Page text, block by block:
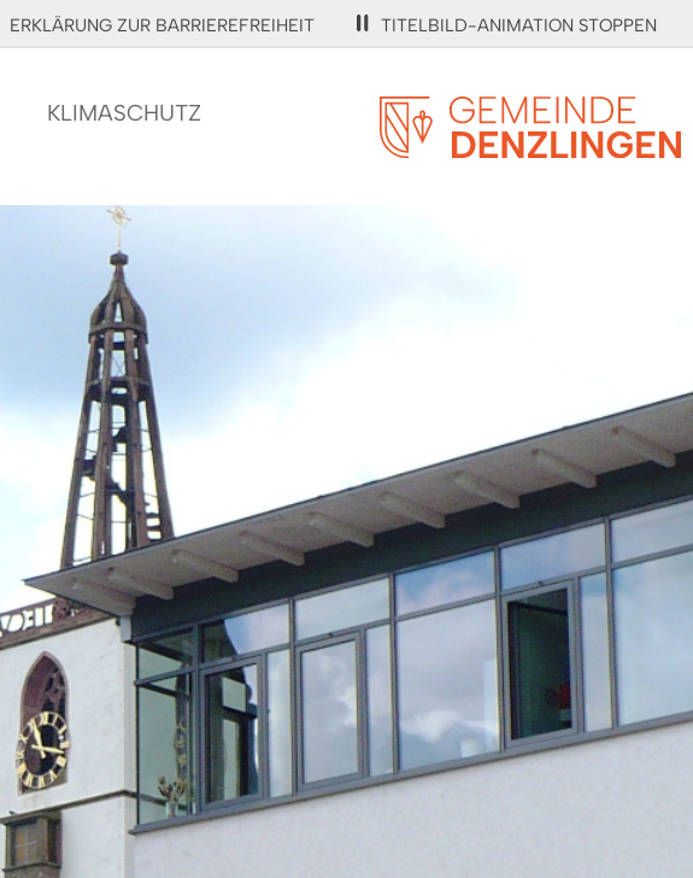
ERKLÄRUNG ZUR BARRIEREFREIHEIT TITELBILD-ANIMATION STOPPEN
KLIMASCHUTZ